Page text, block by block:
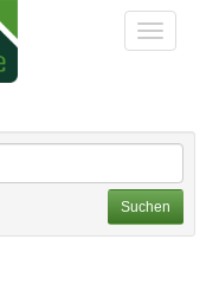
Toggle
ein. Sie können
Suchen